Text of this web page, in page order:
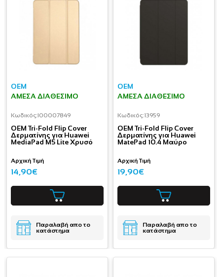
OEM
ΆΜΕΣΑ ΔΙΑΘΈΣΙΜΟ
Κωδικός:I00007849
OEM Tri-Fold Flip Cover
Δερματίνης για Huawei
MediaPad M5 Lite Χρυσό
Αρχική Τιμή
14,90€
Παραλαβή απο το
κατάστημα
OEM
ΆΜΕΣΑ ΔΙΑΘΈΣΙΜΟ
Κωδικός:13959
OEM Tri-Fold Flip Cover
Δερματίνης για Huawei
MatePad 10.4 Μαύρο
Αρχική Τιμή
19,90€
Παραλαβή απο το
κατάστημα